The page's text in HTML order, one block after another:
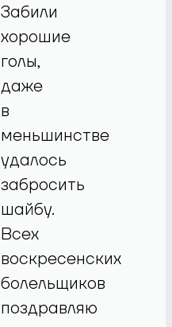
Забили
хорошие
голы,
даже
в
меньшинстве
удалось
забросить
шайбу.
Всех
воскресенских
болельщиков
поздравляю